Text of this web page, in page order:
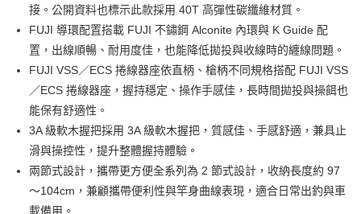
1.本服務係由「台灣大哥大股份有限公司」（以下簡稱本公司）所提供，讓
用戶於交易時，得透過本服務購買商品或服務，並由商店將買賣／分期付款
買賣價金債權讓與本公司後，依約使用本公司帳單繳交帳款。
2.基於同意付款使用「大哥付你分期」之契約關係目的，商店將以您的個人
資料（包含姓名、電話或地址）提供予台灣大哥大進項蒐集、處理及利用，
3.完整用戶服務條款，請詳閱以下連結：https://oppay.tw/userRule
※ 請注意：結帳手續完成當下不需立刻繳費，但若您需要取消訂單，請聯絡
購買商品的店家。未經商家同意取消之訂單仍視為有效，需透過AFTEE先享
後付繳納相關費用。
※ 交易是否成功請以「AFTEE先享後付 」之結帳頁面顯示為準，若有關於
是否繳費成功／繳費後需取消欲退款等相關疑問，請聯繫「AFTEE先享後付
客戶支援中心」https://netprotections.freshdesk.com/support/home
【注意事項】
１．透過由恩沛科技股份有限公司提供之「AFTEE先享後付」服務完成之交
易，需依本服務之必要範圍內提供個人資料，並將交易相關給付款項請求債
權轉讓予恩沛科技股份有限公司。
２．關於個人資料處理事宜，請瀏覽以下網址：
https://aftee.tw/terms/#terms3
３．未成年的使用者請事先徵得法定代理人或監護人之同意方可使用
每筆NT$150，滿NT$2,000(含以上)免運費
離島一般宅配
每筆NT$200，滿NT$2,000(含以上)免運費
貨到付款（門市自取請勿下單，請聯繫客服）
每筆NT$200，滿NT$3,000(含以上)免運費
國家/地區配送(**下單前請私訊客服確認實際運費(運費另
計)，訂單才得以成立**)
查看運費
接。公開資料也標示此款採用 40T 高彈性碳纖維材質。
FUJI 導環配置搭載 FUJI 不鏽鋼 Alconite 內環與 K Guide 配
置，出線順暢、耐用度佳，也能降低拋投與收線時的纏線問題。
FUJI VSS／ECS 捲線器座依直柄、槍柄不同規格搭配 FUJI VSS
／ECS 捲線器座，握持穩定、操作手感佳，長時間拋投與操餌也
能保有舒適性。
3A 級軟木握把採用 3A 級軟木握把，質感佳、手感舒適，兼具止
滑與操控性，提升整體握持體驗。
兩節式設計，攜帶更方便全系列為 2 節式設計，收納長度約 97
～104cm，兼顧攜帶便利性與竿身曲線表現，適合日常出釣與車
載備用。